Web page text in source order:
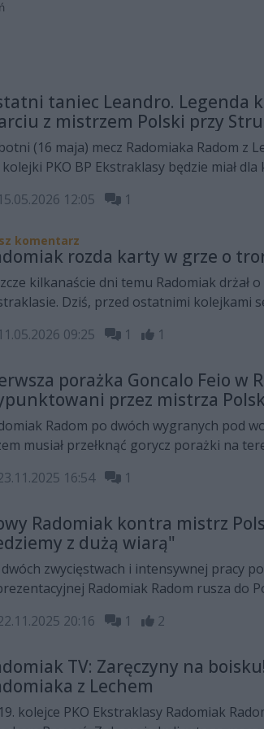
taniec Leandro. Legenda
z mistrzem Polski przy
(16 maja) mecz Radomiaka Radom z
kolejki PKO BP Ekstraklasy będzie miał
gry w zielonych barwach kończy
12:05 1
komentarz
rozda karty w grze o
kilkanaście dni temu Radomiak drżał
Dziś, przed ostatnimi kolejkami
karty przed decydującą rozgrywką w
09:25 1 1
porażka Goncalo Feio w
przez mistrza
Radom po dwóch wygranych pod
musiał przełknąć gorycz porażki na
4:1. Zieloni nie zdołali przerwać ani
16:54 1
Radomiak kontra mistrz
z dużą wiarą"
dwóch zwycięstwach i intensywnej pracy
Radomiak Radom rusza do
20:16 1 2
TV: Zaręczyny na
z Lechem
kolejce PKO Ekstraklasy Radomiak